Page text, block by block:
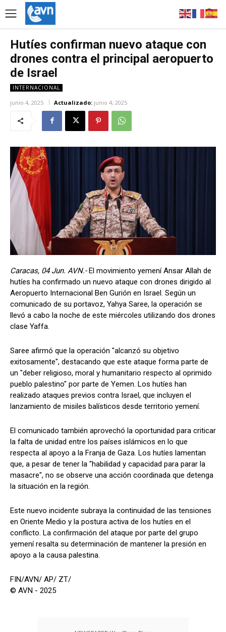
Hutíes confirman nuevo ataque con
drones contra el principal aeropuerto
de Israel
INTERNACIONAL
junio 4, 2025 Actualizado: junio 4, 2025
Caracas, 04 Jun. AVN.-El movimiento yemení Ansar Allah de
hutíes ha confirmado un nuevo ataque con drones dirigido al
Aeropuerto Internacional Ben Gurión en Israel. Según un
comunicado de su portavoz, Yahya Saree, la operación se
llevó a cabo la noche de este miércoles utilizando dos drones
clase Yaffa.
Saree afirmó que la operación "alcanzó su objetivo
exitosamente", destacando que este ataque forma parte de
un "deber religioso, moral y humanitario respecto al oprimido
pueblo palestino" por parte de Yemen. Los hutíes han
realizado ataques previos contra Israel, que incluyen el
lanzamiento de misiles balísticos desde territorio yemení.
El comunicado también aprovechó la oportunidad para criticar
la falta de unidad entre los países islámicos en lo que
respecta al apoyo a la Franja de Gaza. Los hutíes lamentan
que, a pesar de tener la "habilidad y capacidad para parar la
masacre", no se observe una acción coordinada que detenga
la situación en la región.
Este nuevo incidente subraya la continuidad de las tensiones
en Oriente Medio y la postura activa de los hutíes en el
conflicto. La confirmación del ataque por parte del grupo
yemení resalta su determinación de mantener la presión en
apoyo a la causa palestina.
FIN/AVN/ AP/ ZT/
© AVN - 2025